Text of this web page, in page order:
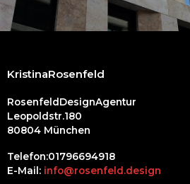
KristinaRosenfeld
RosenfeldDesignAgentur
Leopoldstr.180
80804 München
Telefon:01796694918
E-Mail: info@rosenfeld.design